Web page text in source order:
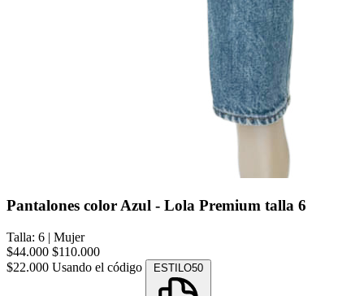
Pantalones color Azul - Lola Premium talla 6
Talla: 6 | Mujer
$44.000 $110.000
$22.000 Usando el código ESTILO50